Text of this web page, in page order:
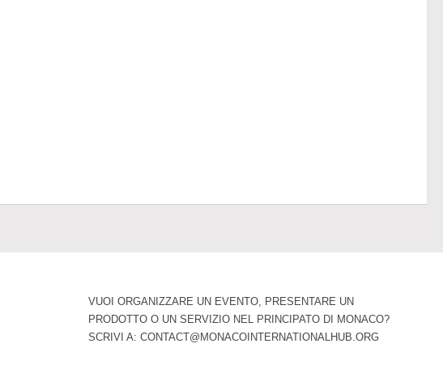
VUOI ORGANIZZARE UN EVENTO, PRESENTARE UN
PRODOTTO O UN SERVIZIO NEL PRINCIPATO DI MONACO?
SCRIVI A: CONTACT@MONACOINTERNATIONALHUB.ORG